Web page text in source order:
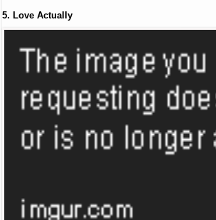
5. Love Actually